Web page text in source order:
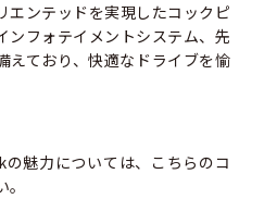
エンテッドを実現したコックピ
ンフォテイメントシステム、先
えており、快適なドライブを愉
魅力については、こちらのコ